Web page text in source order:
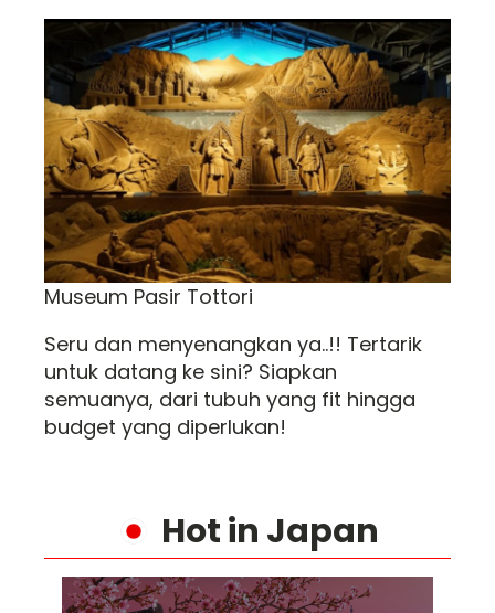
Museum Pasir Tottori
Seru dan menyenangkan ya..!! Tertarik
untuk datang ke sini? Siapkan
semuanya, dari tubuh yang fit hingga
budget yang diperlukan!
Hot in Japan